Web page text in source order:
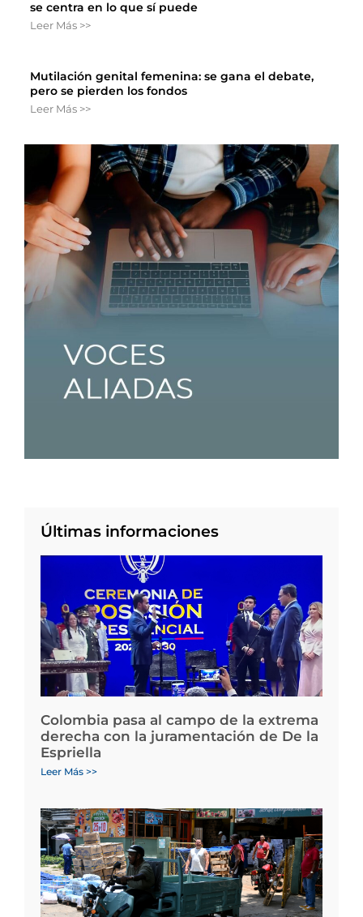
se centra en lo que sí puede
Leer Más >>
Mutilación genital femenina: se gana el debate,
pero se pierden los fondos
Leer Más >>
Últimas informaciones
Colombia pasa al campo de la extrema
derecha con la juramentación de De la
Espriella
Leer Más >>